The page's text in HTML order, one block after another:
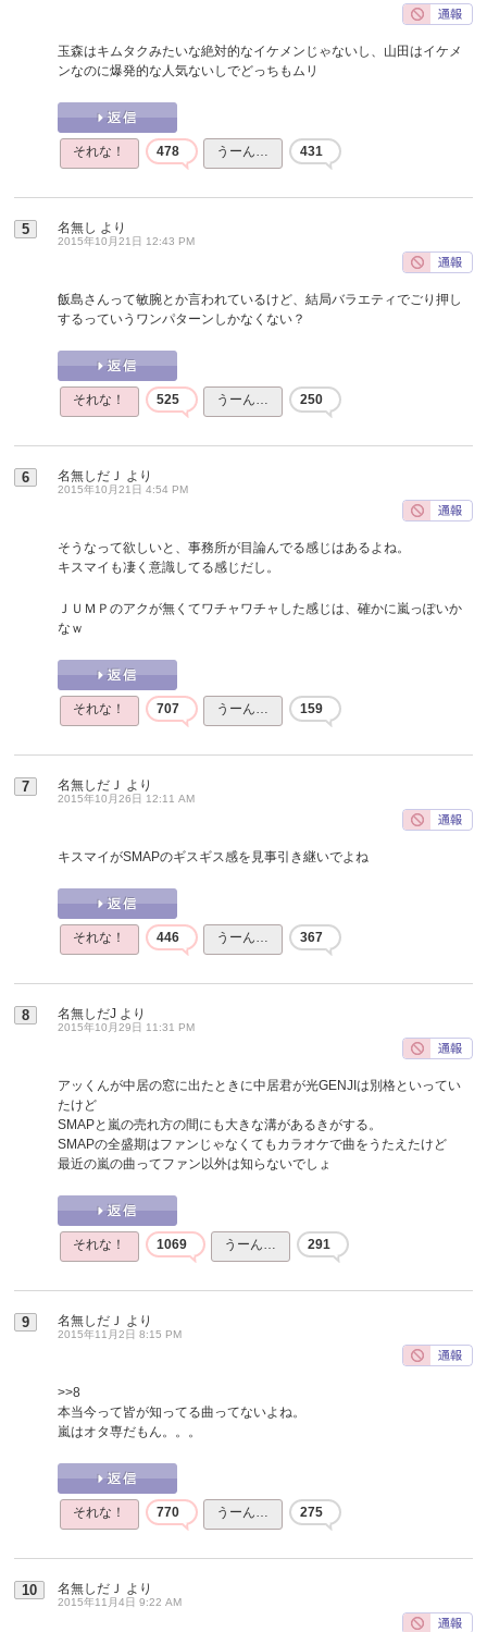
玉森はキムタクみたいな絶対的なイケメンじゃないし、山田はイケメ
ンなのに爆発的な人気ないしでどっちもムリ
それな！ 478 うーん… 431
5 名無し より
2015年10月21日 12:43 PM
飯島さんって敏腕とか言われているけど、結局バラエティでごり押し
するっていうワンパターンしかなくない？
それな！ 525 うーん… 250
6 名無しだＪ より
2015年10月21日 4:54 PM
そうなって欲しいと、事務所が目論んでる感じはあるよね。
キスマイも凄く意識してる感じだし。
ＪＵＭＰのアクが無くてワチャワチャした感じは、確かに嵐っぽいか
なｗ
それな！ 707 うーん… 159
7 名無しだＪ より
2015年10月26日 12:11 AM
キスマイがSMAPのギスギス感を見事引き継いでよね
それな！ 446 うーん… 367
8 名無しだJ より
2015年10月29日 11:31 PM
アッくんが中居の窓に出たときに中居君が光GENJIは別格といってい
たけど
SMAPと嵐の売れ方の間にも大きな溝があるきがする。
SMAPの全盛期はファンじゃなくてもカラオケで曲をうたえたけど
最近の嵐の曲ってファン以外は知らないでしょ
それな！ 1069 うーん… 291
9 名無しだＪ より
2015年11月2日 8:15 PM
>>8
本当今って皆が知ってる曲ってないよね。
嵐はオタ専だもん。。。
それな！ 770 うーん… 275
10 名無しだＪ より
2015年11月4日 9:22 AM